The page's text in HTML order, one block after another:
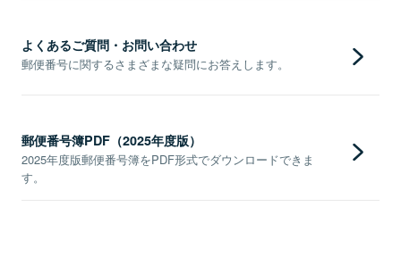
よくあるご質問・お問い合わせ
郵便番号に関するさまざまな疑問にお答えします。
郵便番号簿PDF（2025年度版）
2025年度版郵便番号簿をPDF形式でダウンロードできま
す。